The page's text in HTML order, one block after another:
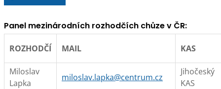
Panel mezinárodních rozhodčích chůze v ČR:
ROZHODČÍ MAIL KAS
Miloslav
Lapka
miloslav.lapka@centrum.cz
Jihočeský
KAS